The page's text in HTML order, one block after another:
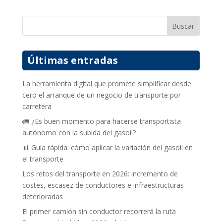
Buscar
Últimas entradas
La herramienta digital que promete simplificar desde
cero el arranque de un negocio de transporte por
carretera
🚛 ¿Es buen momento para hacerse transportista
autónomo con la subida del gasoil?
📊 Guía rápida: cómo aplicar la variación del gasoil en
el transporte
Los retos del transporte en 2026: incremento de
costes, escasez de conductores e infraestructuras
deterioradas
El primer camión sin conductor recorrerá la ruta